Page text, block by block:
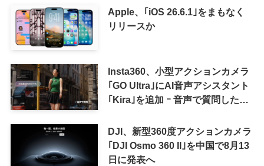
Apple、｢iOS 26.6.1｣をまもなく
リリースか
Insta360、小型アクションカメラ
｢GO Ultra｣にAI音声アシスタント
｢Kira｣を追加 ｰ 音声で質問した
可能に
DJI、新型360度アクションカメラ
｢DJI Osmo 360 II｣を中国で8月13
日に発表へ